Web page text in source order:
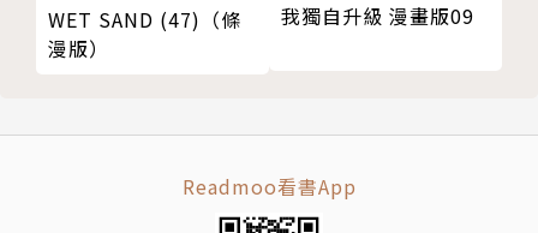
WET SAND (47)（條
漫版）
我獨自升級 漫畫版09
Readmoo看書App